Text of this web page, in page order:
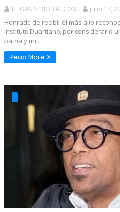
EL OASIS DIGITAL.COM
julio 17,
Honrado de recibir el más alto
Instituto Duartiano, por considerarlo
patria y un...
Read More